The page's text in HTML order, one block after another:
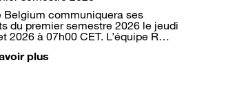
Belgium communiquera ses
du premier semestre 2026 le jeudi
2026 à 07h00 CET. L’équipe R…
plus